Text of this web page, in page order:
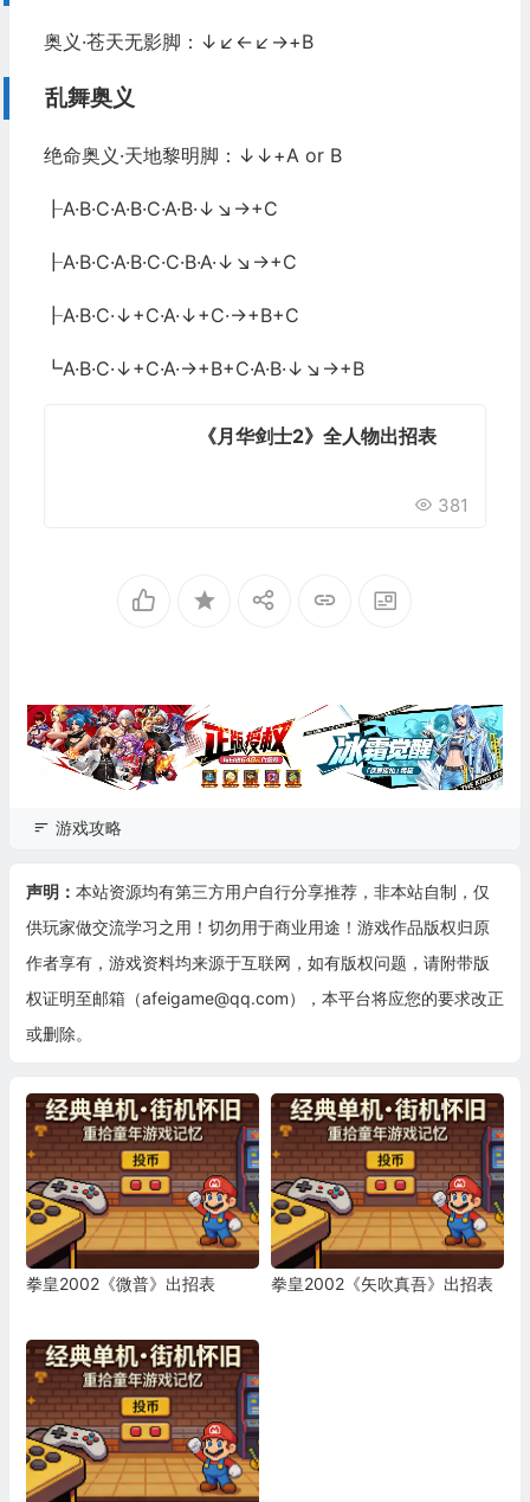
奥义·苍天无影脚：↓↙←↙→+B
乱舞奥义
绝命奥义·天地黎明脚：↓↓+A or B
┠A·B·C·A·B·C·A·B·↓↘→+C
┠A·B·C·A·B·C·C·B·A·↓↘→+C
┠A·B·C·↓+C·A·↓+C·→+B+C
┗A·B·C·↓+C·A·→+B+C·A·B·↓↘→+B
《月华剑士2》全人物出招表
381
游戏攻略
声明： 本站资源均有第三方用户自行分享推荐，非本站自制，仅
供玩家做交流学习之用！切勿用于商业用途！游戏作品版权归原
作者享有，游戏资料均来源于互联网，如有版权问题，请附带版
权证明至邮箱（afeigame@qq.com），本平台将应您的要求改正
或删除。
拳皇2002《微普》出招表 拳皇2002《矢吹真吾》出招表